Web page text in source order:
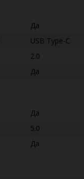
Да
USB Type-C
2.0
Да
Да
5.0
Да